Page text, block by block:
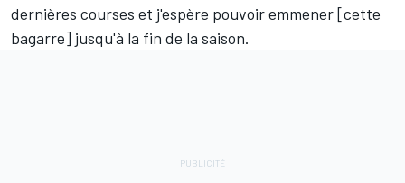
dernières courses et j'espère pouvoir emmener [cette
bagarre] jusqu'à la fin de la saison.